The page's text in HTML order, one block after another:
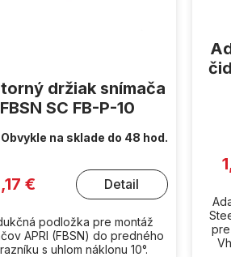
držiak snímača
FBSN SC FB-P-10
Obvykle na sklade do 48 hod.
€ Detail
podložka pre montáž
APRI (FBSN) do predného
s uhlom náklonu 10°.